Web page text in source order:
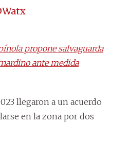
propone salvaguarda
ante medida
llegaron a un acuerdo
en la zona por dos